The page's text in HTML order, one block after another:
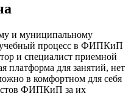
и муниципальному
учебный процесс в ФИПКиП
и специалист приемной
платформа для занятий, нет
в комфортном для себя
ФИПКиП за их